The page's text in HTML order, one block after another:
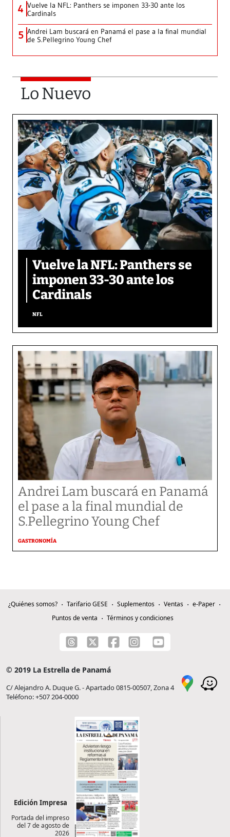
4 Vuelve la NFL: Panthers se imponen 33-30 ante los
Cardinals
5 Andrei Lam buscará en Panamá el pase a la final mundial
de S.Pellegrino Young Chef
Lo Nuevo
Vuelve la NFL: Panthers se
imponen 33-30 ante los
Cardinals
NFL
Andrei Lam buscará en Panamá
el pase a la final mundial de
S.Pellegrino Young Chef
GASTRONOMÍA
¿Quiénes somos? Tarifario GESE Suplementos Ventas
e-Paper
Puntos de venta
Términos y condiciones
© 2019 La Estrella de Panamá
C/ Alejandro A. Duque G. - Apartado 0815-00507, Zona 4
Teléfono: +507 204-0000
Edición Impresa
Portada del impreso
del 7 de agosto de
2026